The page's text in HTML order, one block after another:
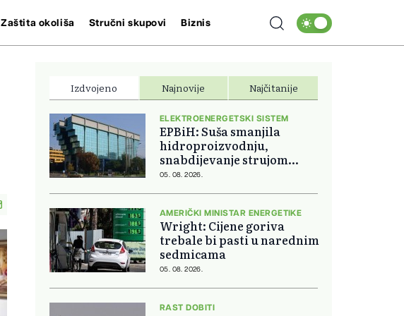
Zaštita okoliša Stručni skupovi Biznis
Izdvojeno Najnovije Najčitanije
ELEKTROENERGETSKI SISTEM
EPBiH: Suša smanjila
hidroproizvodnju,
snabdijevanje strujom
ostaje stabilno
05. 08. 2026.
AMERIČKI MINISTAR ENERGETIKE
Wright: Cijene goriva
trebale bi pasti u narednim
sedmicama
05. 08. 2026.
RAST DOBITI